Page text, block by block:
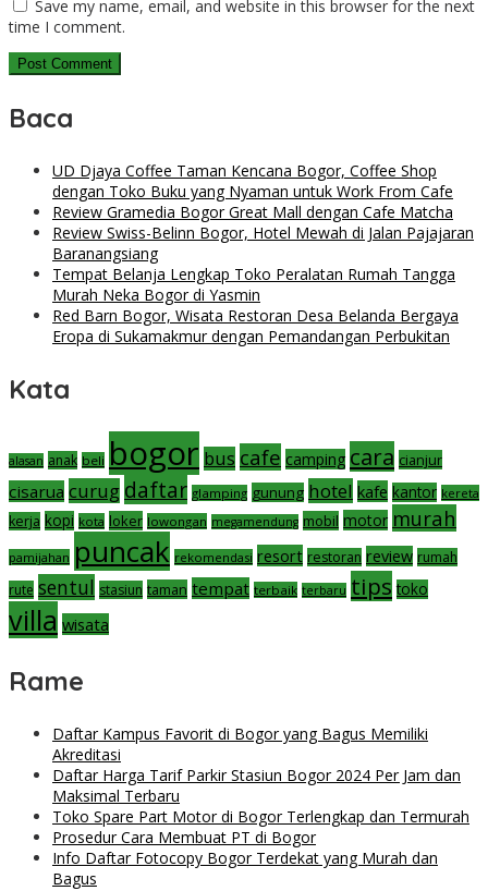
Save my name, email, and website in this browser for the next
time I comment.
Baca
UD Djaya Coffee Taman Kencana Bogor, Coffee Shop
dengan Toko Buku yang Nyaman untuk Work From Cafe
Review Gramedia Bogor Great Mall dengan Cafe Matcha
Review Swiss-Belinn Bogor, Hotel Mewah di Jalan Pajajaran
Baranangsiang
Tempat Belanja Lengkap Toko Peralatan Rumah Tangga
Murah Neka Bogor di Yasmin
Red Barn Bogor, Wisata Restoran Desa Belanda Bergaya
Eropa di Sukamakmur dengan Pemandangan Perbukitan
Kata
alasan anak beli bogor bus cafe camping cara cianjur
cisarua curug daftar glamping gunung hotel kafe kantor kereta
kerja kopi kota loker lowongan megamendung mobil motor murah
pamijahan puncak rekomendasi resort restoran review rumah
rute sentul stasiun taman tempat terbaik terbaru tips toko
villa wisata
Rame
Daftar Kampus Favorit di Bogor yang Bagus Memiliki
Akreditasi
Daftar Harga Tarif Parkir Stasiun Bogor 2024 Per Jam dan
Maksimal Terbaru
Toko Spare Part Motor di Bogor Terlengkap dan Termurah
Prosedur Cara Membuat PT di Bogor
Info Daftar Fotocopy Bogor Terdekat yang Murah dan
Bagus